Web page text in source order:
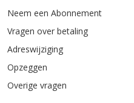
Neem een Abonnement
Vragen over betaling
Adreswijziging
Opzeggen
Overige vragen